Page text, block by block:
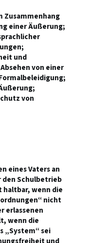
einer Äußerung;
und
von einer
von
eines Vaters an
den Schulbetrieb
wenn die
nicht
erlassenen
wenn die
„System“ sei